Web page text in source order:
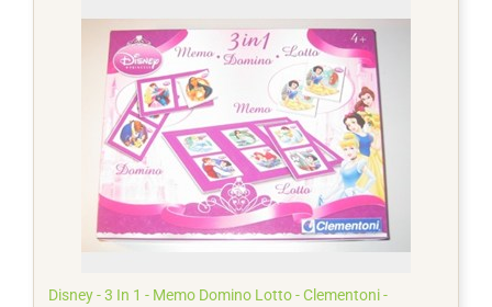
Disney - 3 In 1 - Memo Domino Lotto - Clementoni -